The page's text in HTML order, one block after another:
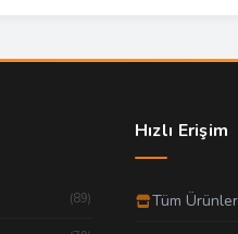
(89)
Hızlı Erişim
Tüm Ürünler